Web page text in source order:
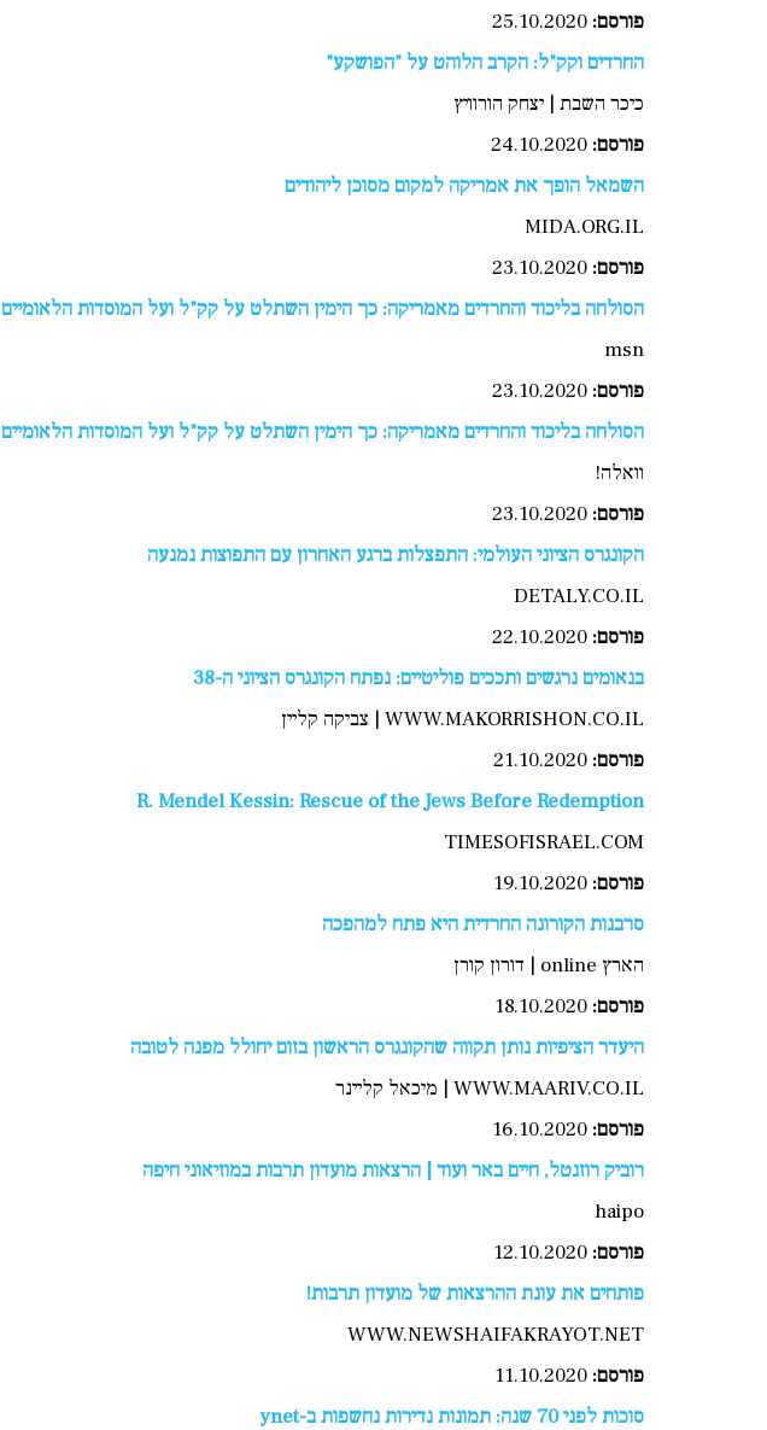
פורסם:
החרדים וקק"ל: הקרב הלוהט על "הפושקע"
כיכר השבת | יצחק הורוויץ
פורסם:
השמאל הופך את אמריקה למקום מסוכן ליהודים
MIDA.ORG.IL
פורסם:
הסולחה בליכוד והחרדים מאמריקה: כך הימין השתלט על קק"ל ועל המוסדות הלאומיים
msn
פורסם:
הסולחה בליכוד והחרדים מאמריקה: כך הימין השתלט על קק"ל ועל המוסדות הלאומיים
וואלה!
פורסם:
הקונגרס הציוני העולמי: התפצלות ברגע האחרון עם התפוצות נמנעה
DETALY.CO.IL
פורסם:
בנאומים נרגשים ותככים פוליטיים: נפתח הקונגרס הציוני ה-38
WWW.MAKORRISHON.CO.IL | צביקה קליין
פורסם:
R. Mendel Kessin: Rescue of the Jews Before Redemption
TIMESOFISRAEL.COM
פורסם:
סרבנות הקורונה החרדית היא פתח למהפכה
הארץ online | דורון קורן
פורסם:
היעדר הציפיות נותן תקווה שהקונגרס הראשון בזום יחולל מפנה לטובה
WWW.MAARIV.CO.IL | מיכאל קליינר
פורסם:
רוביק רוזנטל, חיים באר ועוד | הרצאות מועדון תרבות במוזיאוני חיפה
haipo
פורסם:
פותחים את עונת ההרצאות של מועדון תרבות!
WWW.NEWSHAIFAKRAYOT.NET
פורסם:
סוכות לפני 70 שנה: תמונות נדירות נחשפות ב-ynet